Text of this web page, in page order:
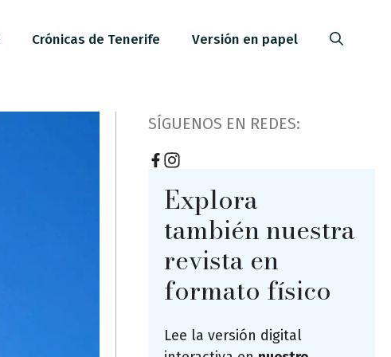
Crónicas de Tenerife Versión en papel
SÍGUENOS EN REDES:
Explora
también nuestra
revista en
formato físico
Lee la versión digital